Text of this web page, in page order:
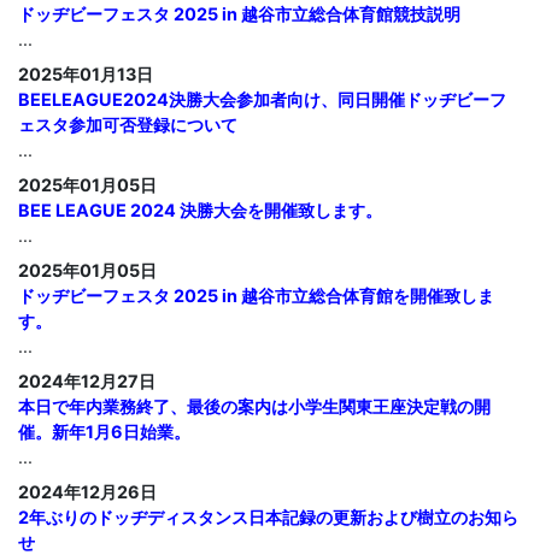
ドッヂビーフェスタ 2025 in 越谷市立総合体育館競技説明
...
2025年01月13日
BEELEAGUE2024決勝大会参加者向け、同日開催ドッヂビーフ
ェスタ参加可否登録について
...
2025年01月05日
BEE LEAGUE 2024 決勝大会を開催致します。
...
2025年01月05日
ドッヂビーフェスタ 2025 in 越谷市立総合体育館を開催致しま
す。
...
2024年12月27日
本日で年内業務終了、最後の案内は小学生関東王座決定戦の開
催。新年1月6日始業。
...
2024年12月26日
2年ぶりのドッヂディスタンス日本記録の更新および樹立のお知ら
せ